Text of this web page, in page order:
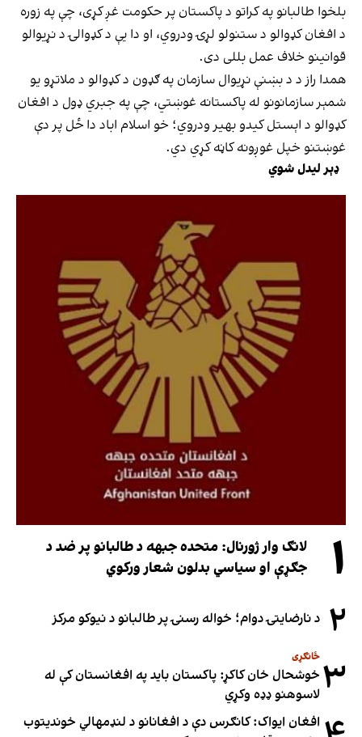
بلخوا طالبانو په کراتو د پاکستان پر حکومت غږ کړی، چې په زوره
د افغان کډوالو د ستنولو لړۍ ودروي، او دا یې د کډوالۍ د نړیوالو
قوانینو خلاف عمل بللی دی.
همدا راز د د بښنې نړیوال سازمان په ګډون د کډوالو د ملاتړو یو
شمېر سازمانونو له پاکستانه غوښتي، چې په جبري ډول د افغان
کډوالو د اېستل کیدو بهیر ودروي؛ خو اسلام اباد دا ځل پر دې
غوښتنو خپل غوږونه کاڼه کړي دي.
ډېر لیدل شوي
۱
لانګ وار ژورنال: متحده جبهه د طالبانو پر ضد د
جګړې او سیاسي بدلون شعار ورکوي
۲ د نارضایتۍ دوام؛ خواله رسنۍ پر طالبانو د نیوکو مرکز
۳ ځانګړی
خوشحال خان کاکړ: پاکستان بايد په افغانستان کې له
لاسوهنو ډډه وکړي
افغان ایواک: کانګرس دې د افغانانو د لنډمهالي خوندیتوب